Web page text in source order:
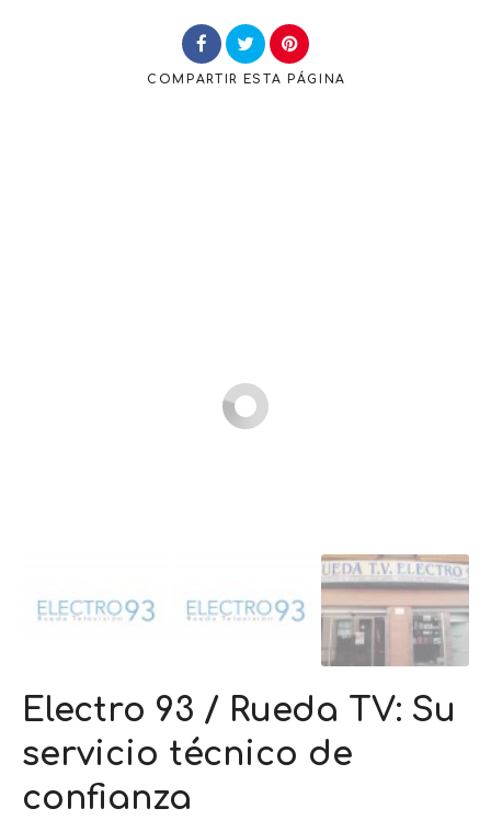
COMPARTIR ESTA PÁGINA
Electro 93 / Rueda TV: Su
servicio técnico de
confianza